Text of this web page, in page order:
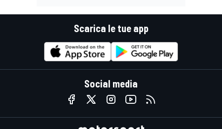
Scarica le tue app
Social media